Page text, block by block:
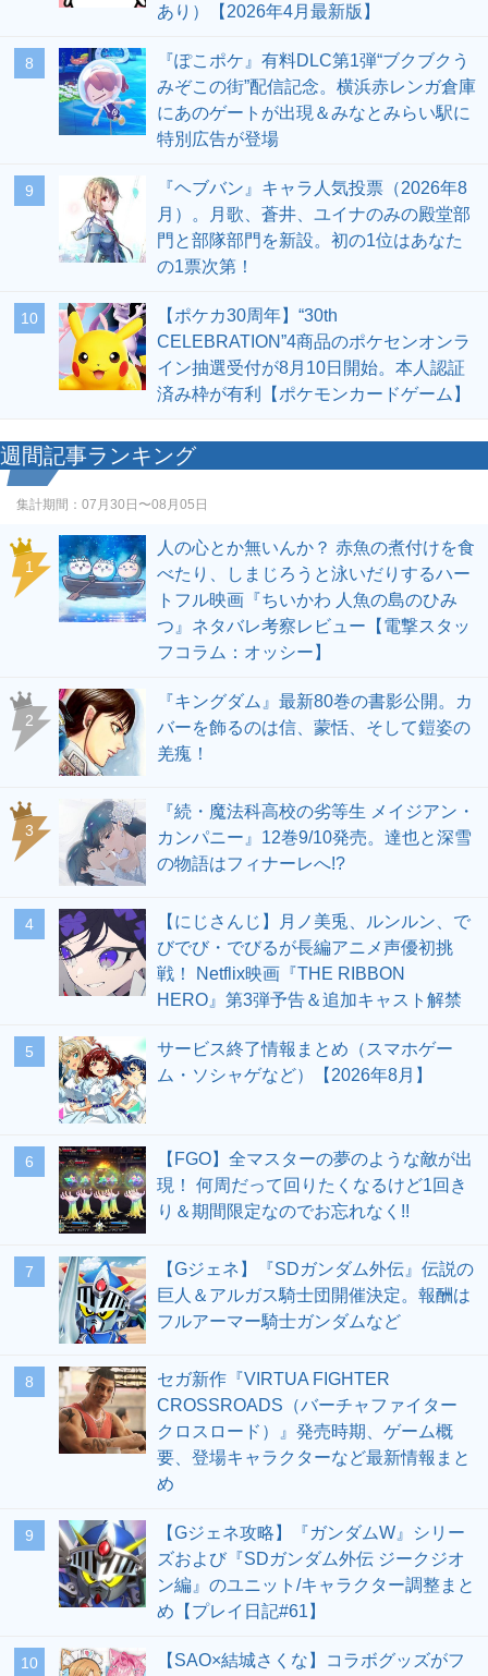
あり）【2026年4月最新版】
8
『ぽこポケ』有料DLC第1弾“ブクブクう
みぞこの街”配信記念。横浜赤レンガ倉庫
にあのゲートが出現＆みなとみらい駅に
特別広告が登場
9
『ヘブバン』キャラ人気投票（2026年8
月）。月歌、蒼井、ユイナのみの殿堂部
門と部隊部門を新設。初の1位はあなた
の1票次第！
10
【ポケカ30周年】“30th
CELEBRATION”4商品のポケセンオンラ
イン抽選受付が8月10日開始。本人認証
済み枠が有利【ポケモンカードゲーム】
週間記事ランキング
集計期間： 07月30日〜08月05日
1
人の心とか無いんか？ 赤魚の煮付けを食
べたり、しまじろうと泳いだりするハー
トフル映画『ちいかわ 人魚の島のひみ
つ』ネタバレ考察レビュー【電撃スタッ
フコラム：オッシー】
2
『キングダム』最新80巻の書影公開。カ
バーを飾るのは信、蒙恬、そして鎧姿の
羌瘣！
3
『続・魔法科高校の劣等生 メイジアン・
カンパニー』12巻9/10発売。達也と深雪
の物語はフィナーレへ!?
4
【にじさんじ】月ノ美兎、ルンルン、で
びでび・でびるが長編アニメ声優初挑
戦！ Netflix映画『THE RIBBON
HERO』第3弾予告＆追加キャスト解禁
5
サービス終了情報まとめ（スマホゲー
ム・ソシャゲなど）【2026年8月】
6
【FGO】全マスターの夢のような敵が出
現！ 何周だって回りたくなるけど1回き
り＆期間限定なのでお忘れなく!!
7
【Gジェネ】『SDガンダム外伝』伝説の
巨人＆アルガス騎士団開催決定。報酬は
フルアーマー騎士ガンダムなど
8
セガ新作『VIRTUA FIGHTER
CROSSROADS（バーチャファイター
クロスロード）』発売時期、ゲーム概
要、登場キャラクターなど最新情報まと
め
9
【Gジェネ攻略】『ガンダムW』シリー
ズおよび『SDガンダム外伝 ジークジオ
ン編』のユニット/キャラクター調整まと
め【プレイ日記#61】
10 【SAO×結城さくな】コラボグッズがフ